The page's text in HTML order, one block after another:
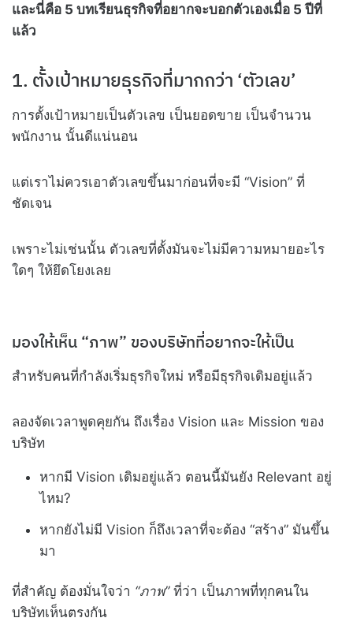
และนี่คือ 5 บทเรียนธุรกิจที่อยากจะบอกตัวเองเมื่อ 5 ปีที่
แล้ว
1. ตั้งเป้าหมายธุรกิจที่มากกว่า ‘ตัวเลข’
การตั้งเป้าหมายเป็นตัวเลข เป็นยอดขาย เป็นจำนวน
พนักงาน นั้นดีแน่นอน
แต่เราไม่ควรเอาตัวเลขขึ้นมาก่อนที่จะมี “Vision” ที่
ชัดเจน
เพราะไม่เช่นนั้น ตัวเลขที่ตั้งมันจะไม่มีความหมายอะไร
ใดๆ ให้ยึดโยงเลย
มองให้เห็น “ภาพ” ของบริษัทที่อยากจะให้เป็น
สำหรับคนที่กำลังเริ่มธุรกิจใหม่ หรือมีธุรกิจเดิมอยู่แล้ว
ลองจัดเวลาพูดคุยกัน ถึงเรื่อง Vision และ Mission ของ
บริษัท
หากมี Vision เดิมอยู่แล้ว ตอนนี้มันยัง Relevant อยู่
ไหม?
หากยังไม่มี Vision ก็ถึงเวลาที่จะต้อง “สร้าง” มันขึ้น
มา
ที่สำคัญ ต้องมั่นใจว่า “ภาพ”ที่ว่า เป็นภาพที่ทุกคนใน
บริษัทเห็นตรงกัน